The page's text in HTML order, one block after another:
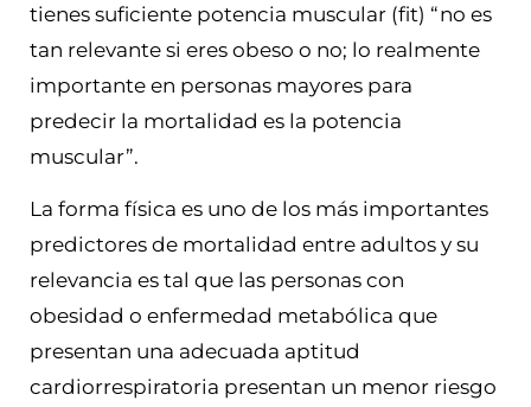
tienes suficiente potencia muscular (fit) “no es
tan relevante si eres obeso o no; lo realmente
importante en personas mayores para
predecir la mortalidad es la potencia
muscular”.
La forma física es uno de los más importantes
predictores de mortalidad entre adultos y su
relevancia es tal que las personas con
obesidad o enfermedad metabólica que
presentan una adecuada aptitud
cardiorrespiratoria presentan un menor riesgo